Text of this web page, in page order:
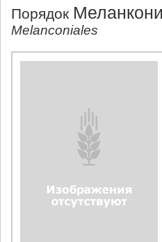
Порядок
Melanconiales